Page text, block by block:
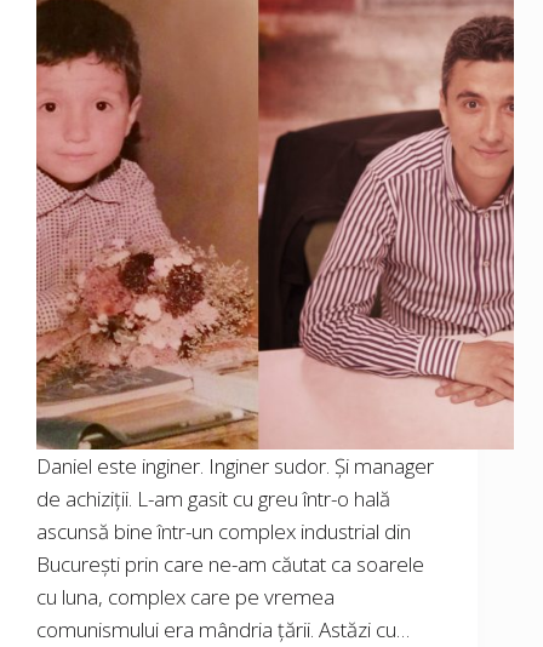
Daniel este inginer. Inginer sudor. Și manager
de achiziții. L-am gasit cu greu într-o hală
ascunsă bine într-un complex industrial din
București prin care ne-am căutat ca soarele
cu luna, complex care pe vremea
comunismului era mândria țării. Astăzi cu…